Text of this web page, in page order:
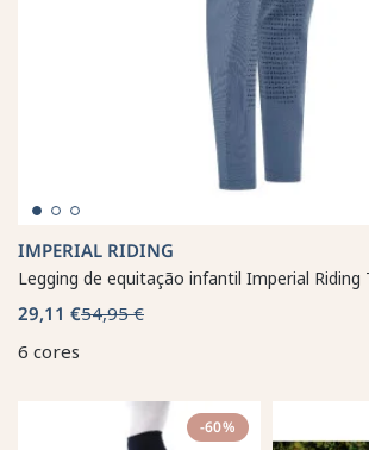
IMPERIAL RIDING
Legging de equitação infantil Imperial Riding
29,11 €54,95 €
6 cores
-60%